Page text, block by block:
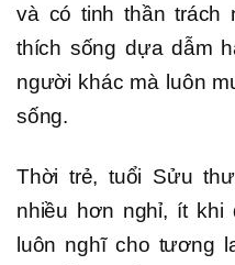
và có tinh thần trách
thích sống dựa dẫm
người khác mà luôn
sống.
Thời trẻ, tuổi Sửu
nhiều hơn nghỉ, ít khi
luôn nghĩ cho tương